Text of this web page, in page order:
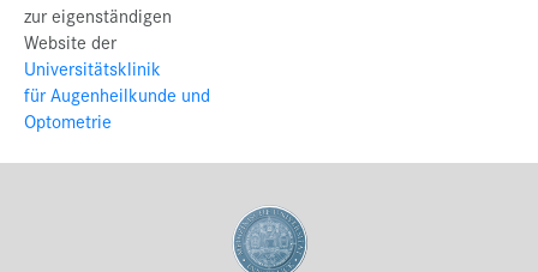
zur eigenständigen
Website der
Universitätsklinik
für Augenheilkunde und
Optometrie